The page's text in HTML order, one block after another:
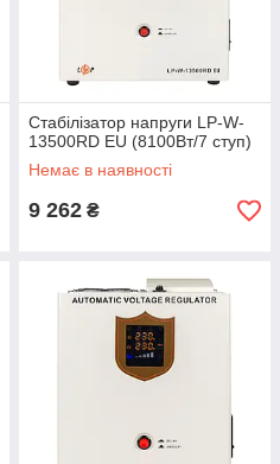
Стабілізатор напруги LP-W-
13500RD EU (8100Вт/7 ступ)
Немає в наявності
9 262 ₴